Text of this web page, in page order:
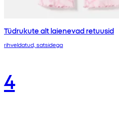
Tüdrukute alt laienevad retuusid
rihveldatud, satsidega
4